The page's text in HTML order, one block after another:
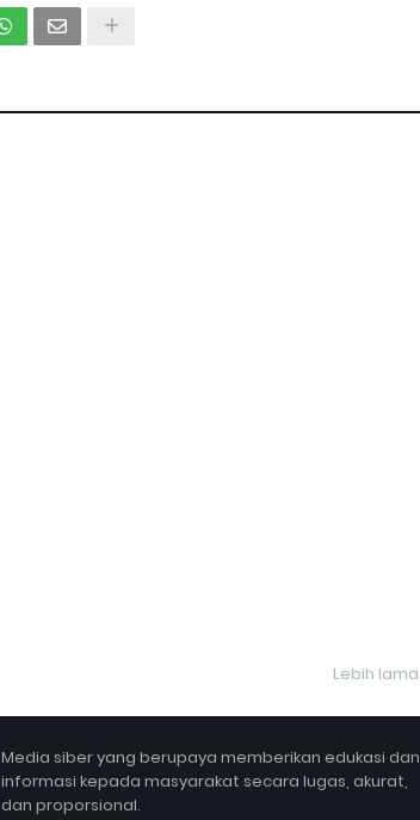
Lebih lama
Media siber yang berupaya memberikan edukasi dan
informasi kepada masyarakat secara lugas, akurat,
dan proporsional.